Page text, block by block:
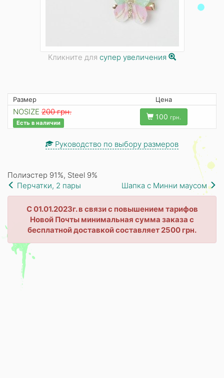
Кликните для супер увеличения
Размер Цена
NOSIZE 200 грн.
Есть в наличии
100 грн.
Руководство по выбору размеров
Полиэстер 91%, Steel 9%
Перчатки, 2 пары
Шапка с Минни маусом
С 01.01.2023г. в связи с повышением тарифов
Новой Почты минимальная сумма заказа с
бесплатной доставкой составляет 2500 грн.